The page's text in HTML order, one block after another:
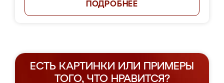
ПОДРОБНЕЕ
ЕСТЬ КАРТИНКИ ИЛИ ПРИМЕРЫ
ТОГО, ЧТО НРАВИТСЯ?